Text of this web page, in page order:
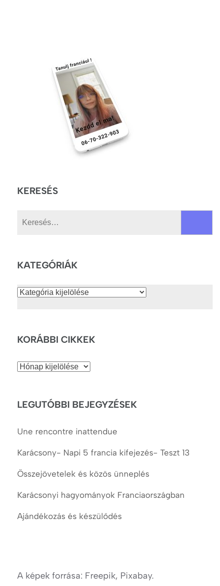
KERESÉS
KATEGÓRIÁK
Kategóriák
KORÁBBI CIKKEK
Korábbi
LEGUTÓBBI BEJEGYZÉSEK
Une rencontre inattendue
Karácsony- Napi 5 francia kifejezés- Teszt 13
Összejövetelek és közös ünneplés
Karácsonyi hagyományok Franciaországban
Ajándékozás és készülődés
A képek forrása: Freepik, Pixabay.